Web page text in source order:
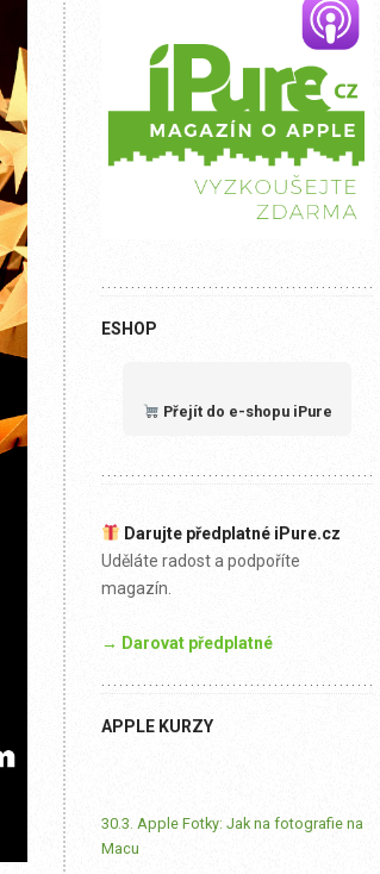
ESHOP
Přejít do e-shopu iPure
Darujte předplatné iPure.cz
Uděláte radost a podpoříte
magazín.
→ Darovat předplatné
APPLE KURZY
30.3. Apple Fotky: Jak na fotografie na
Macu